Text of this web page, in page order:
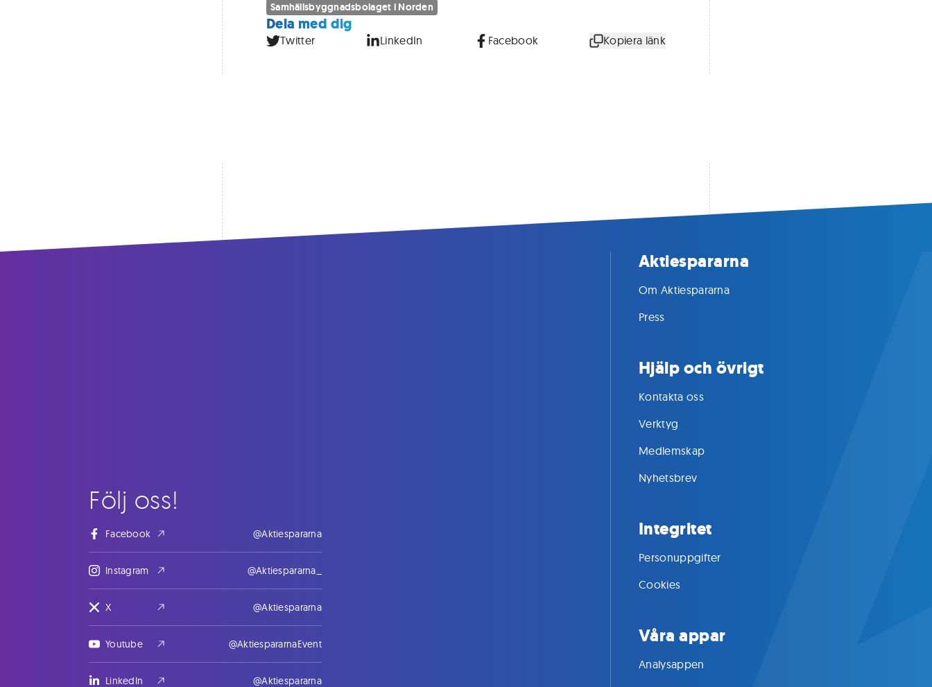
Samhällsbyggnadsbolaget i Norden
Dela med dig
Twitter LinkedIn Facebook Kopiera länk
Följ oss!
Facebook @Aktiespararna
Instagram @Aktiespararna_
X @Aktiespararna
Youtube @AktiespararnaEvent
LinkedIn @Aktiespararna
Aktiespararna
Om Aktiespararna
Press
Hjälp och övrigt
Kontakta oss
Verktyg
Medlemskap
Nyhetsbrev
Integritet
Personuppgifter
Cookies
Våra appar
Analysappen